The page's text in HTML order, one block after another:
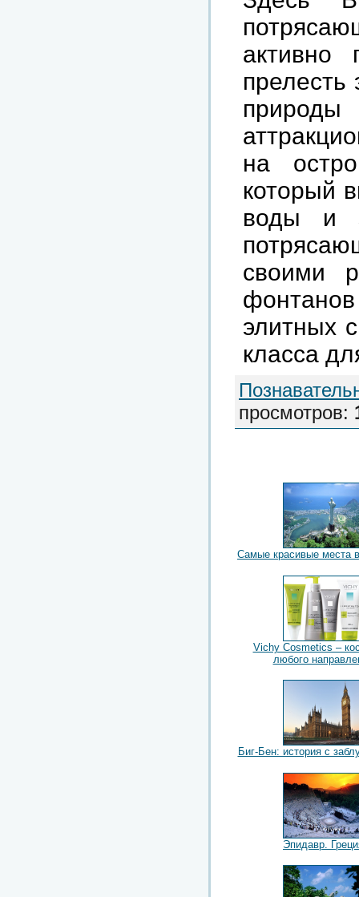
активно
прелесть
на
который
воды и
своими
элитных
класса
просмотров:
Самые красивые места
Vichy Cosmetics –
любого
Биг-Бен: история с
Эпидавр.